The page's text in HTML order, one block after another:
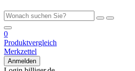
0
Produktvergleich
Merkzettel
Anmelden